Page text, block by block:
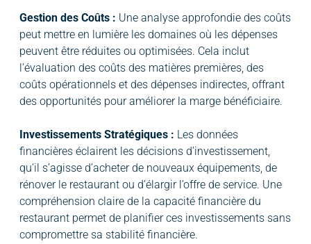
Gestion des Coûts : Une analyse approfondie des coûts
peut mettre en lumière les domaines où les dépenses
peuvent être réduites ou optimisées. Cela inclut
l’évaluation des coûts des matières premières, des
coûts opérationnels et des dépenses indirectes, offrant
des opportunités pour améliorer la marge bénéficiaire.
Investissements Stratégiques : Les données
financières éclairent les décisions d’investissement,
qu’il s’agisse d’acheter de nouveaux équipements, de
rénover le restaurant ou d’élargir l’offre de service. Une
compréhension claire de la capacité financière du
restaurant permet de planifier ces investissements sans
compromettre sa stabilité financière.